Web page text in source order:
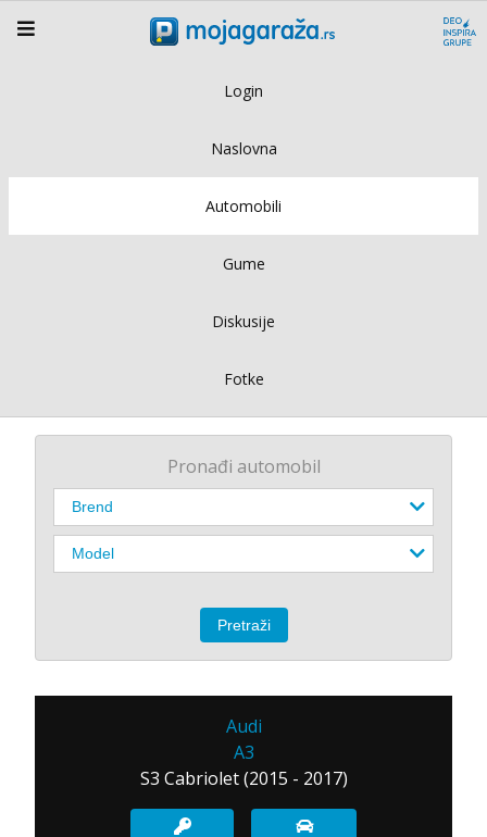
Login
Naslovna
Automobili
Gume
Diskusije
Fotke
Pronađi automobil
Audi
A3
S3 Cabriolet (2015 - 2017)